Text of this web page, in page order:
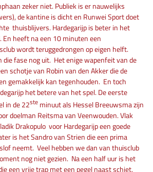
zeker niet. Publiek is er nauwelijks
de kantine is dicht en Runwei Sport doet
thuisblijvers. Hardegarijp is beter in het
En heeft na een 10 minuten een
wordt teruggedrongen op eigen helft.
die fase nog uit. Het enige wapenfeit van de
schotje van Robin van den Akker die de
gemakkelijk kan tegenhouden. En toch
het betere van het spel. De eerste
in de 22ste minuut als Hessel Breeuwsma zijn
doelman Reitsma van Veenwouden. Vlak
Drakopulo voor Hardegarijp een goede
is het Sandro van Strien die een prima
neemt. Veel hebben we dan van thuisclub
nog niet gezien. Na een half uur is het
een vrije trap met een pegel naast schiet.